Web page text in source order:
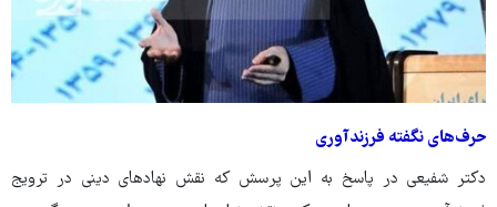
حرف‌های نگفته فرزندآوری
دکتر شفیعی در پاسخ به این پرسش که نقش نهادهای دینی در ترویج